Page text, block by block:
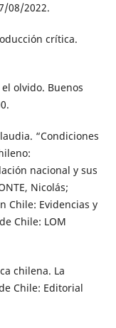
08/2022.
crítica.
olvido. Buenos
“Condiciones
nacional y sus
Nicolás;
Chile: Evidencias y
Chile: LOM
chilena. La
Chile: Editorial